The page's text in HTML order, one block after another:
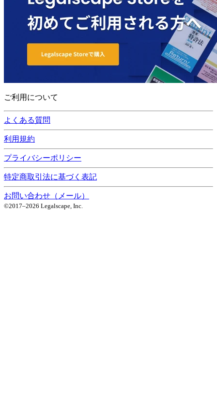
ご利用について
よくある質問
利用規約
プライバシーポリシー
特定商取引法に基づく表記
お問い合わせ（メール）
©2017–2026 Legalscape, Inc.